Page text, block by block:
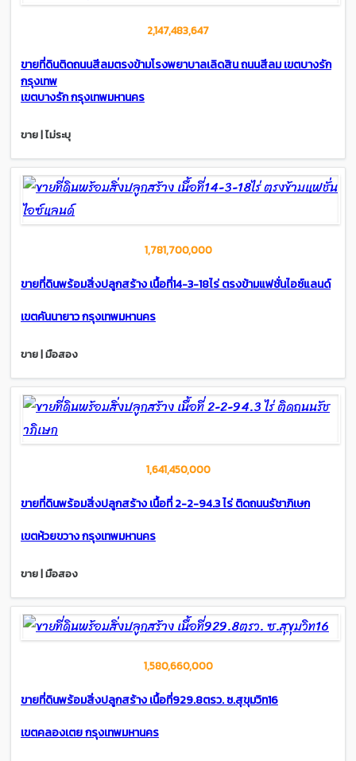
2,147,483,647
ขายที่ดินติดถนนสีลมตรงข้ามโรงพยาบาลเลิดสิน ถนนสีลม เขตบางรัก​
กรุงเทพ
เขตบางรัก กรุงเทพมหานคร
ขาย | ไม่ระบุ
1,781,700,000
ขายที่ดินพร้อมสิ่งปลูกสร้าง เนื้อที่14-3-18ไร่ ตรงข้ามแฟชั่นไอซ์แลนด์
เขตคันนายาว กรุงเทพมหานคร
ขาย | มือสอง
1,641,450,000
ขายที่ดินพร้อมสิ่งปลูกสร้าง เนื้อที่ 2-2-94.3 ไร่ ติดถนนรัชาภิเษก
เขตห้วยขวาง กรุงเทพมหานคร
ขาย | มือสอง
1,580,660,000
ขายที่ดินพร้อมสิ่งปลูกสร้าง เนื้อที่929.8ตรว. ซ.สุขุมวิท16
เขตคลองเตย กรุงเทพมหานคร